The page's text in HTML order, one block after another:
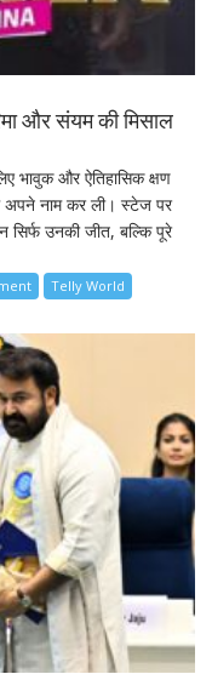
और संयम की मिसाल
भावुक और ऐतिहासिक क्षण
अपने नाम कर ली। स्टेज पर
सिर्फ उनकी जीत, बल्कि पूरे
Telly World